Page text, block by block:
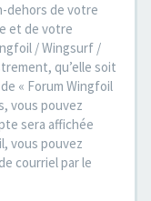
dehors de votre
et de votre
/ Wingsurf /
qu’elle soit
« Forum Wingfoil
vous pouvez
sera affichée
vous pouvez
courriel par le